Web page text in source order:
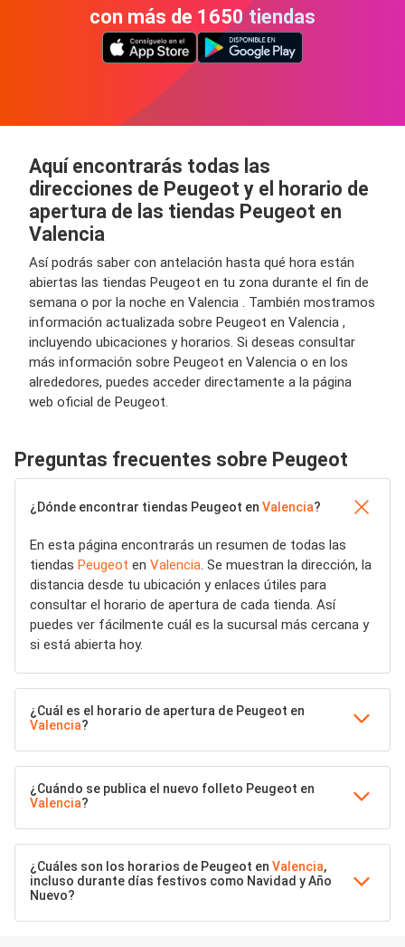
con más de 1650 tiendas
Aquí encontrarás todas las
direcciones de Peugeot y el horario de
apertura de las tiendas Peugeot en
Valencia
Así podrás saber con antelación hasta qué hora están
abiertas las tiendas Peugeot en tu zona durante el fin de
semana o por la noche en Valencia . También mostramos
información actualizada sobre Peugeot en Valencia ,
incluyendo ubicaciones y horarios. Si deseas consultar
más información sobre Peugeot en Valencia o en los
alrededores, puedes acceder directamente a la página
web oficial de Peugeot.
Preguntas frecuentes sobre Peugeot
¿Dónde encontrar tiendas Peugeot en Valencia?
En esta página encontrarás un resumen de todas las
tiendas Peugeot en Valencia. Se muestran la dirección, la
distancia desde tu ubicación y enlaces útiles para
consultar el horario de apertura de cada tienda. Así
puedes ver fácilmente cuál es la sucursal más cercana y
si está abierta hoy.
¿Cuál es el horario de apertura de Peugeot en
Valencia?
¿Cuándo se publica el nuevo folleto Peugeot en
Valencia?
¿Cuáles son los horarios de Peugeot en Valencia,
incluso durante días festivos como Navidad y Año
Nuevo?